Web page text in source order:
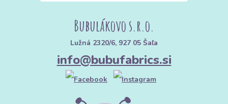
Bubulákovo s.r.o.
Lužná 2320/6, 927 05 Šaľa
info@bubufabrics.si